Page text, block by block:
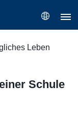
Leben
Schule